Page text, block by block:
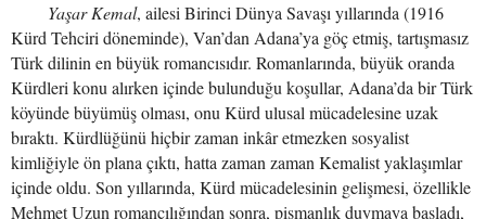
Yaşar Kemal, ailesi Birinci Dünya Savaşı yıllarında (1916
Kürd Tehciri döneminde), Van’dan Adana’ya göç etmiş, tartışmasız
Türk dilinin en büyük romancısıdır. Romanlarında, büyük oranda
Kürdleri konu alırken içinde bulunduğu koşullar, Adana’da bir Türk
köyünde büyümüş olması, onu Kürd ulusal mücadelesine uzak
bıraktı. Kürdlüğünü hiçbir zaman inkâr etmezken sosyalist
kimliğiyle ön plana çıktı, hatta zaman zaman Kemalist yaklaşımlar
içinde oldu. Son yıllarında, Kürd mücadelesinin gelişmesi, özellikle
Mehmet Uzun romancılığından sonra, pişmanlık duymaya başladı,